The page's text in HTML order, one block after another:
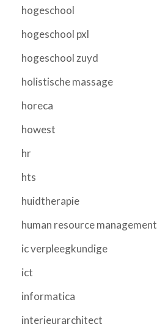
hogeschool
hogeschool pxl
hogeschool zuyd
holistische massage
horeca
howest
hr
hts
huidtherapie
human resource management
ic verpleegkundige
ict
informatica
interieurarchitect